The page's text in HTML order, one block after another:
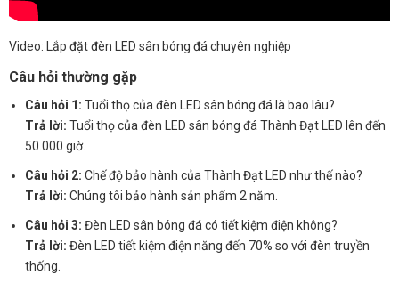
Video: Lắp đặt đèn LED sân bóng đá chuyên nghiệp
Câu hỏi thường gặp
Câu hỏi 1: Tuổi thọ của đèn LED sân bóng đá là bao lâu?
Trả lời: Tuổi thọ của đèn LED sân bóng đá Thành Đạt LED lên đến
50.000 giờ.
Câu hỏi 2: Chế độ bảo hành của Thành Đạt LED như thế nào?
Trả lời: Chúng tôi bảo hành sản phẩm 2 năm.
Câu hỏi 3: Đèn LED sân bóng đá có tiết kiệm điện không?
Trả lời: Đèn LED tiết kiệm điện năng đến 70% so với đèn truyền
thống.